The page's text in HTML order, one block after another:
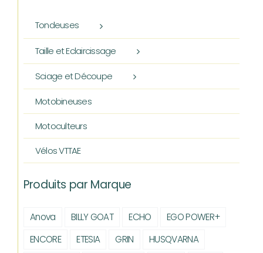
Tondeuses
Taille et Eclaircissage
Sciage et Découpe
Motobineuses
Motoculteurs
Vélos VTTAE
Produits par Marque
Anova BILLY GOAT ECHO
EGO POWER+
ENCORE
ETESIA GRIN
HUSQVARNA